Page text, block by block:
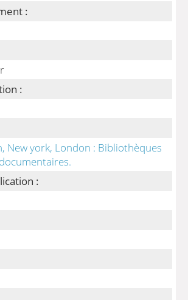
:
:
New york, London : Bibliothèques
: